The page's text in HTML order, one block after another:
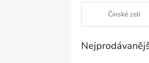
Činské zelí